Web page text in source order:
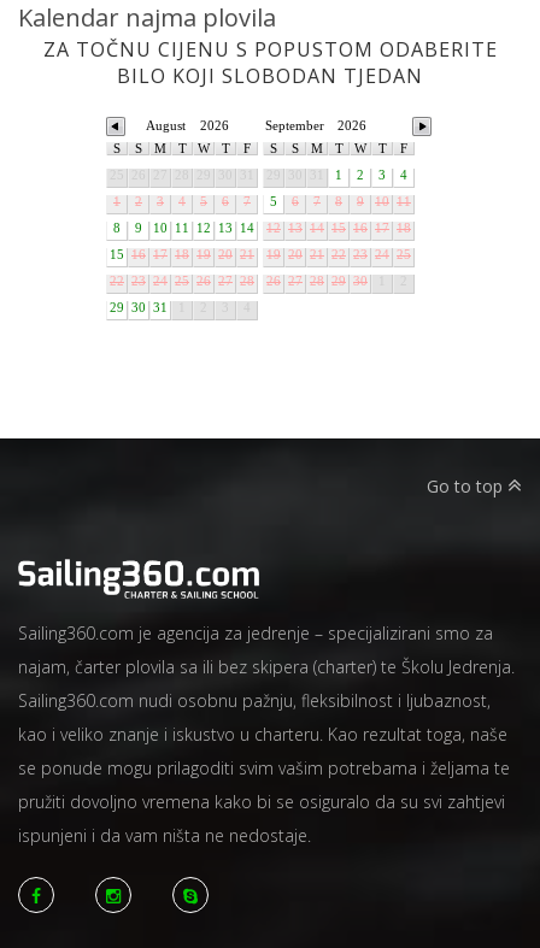
Kalendar najma plovila
ZA TOČNU CIJENU S POPUSTOM ODABERITE
BILO KOJI SLOBODAN TJEDAN
2026
August
S
S M T W T
F
1
2 3 4 5 6
7
8
9 10 11 12 13
14
15
16 17 18 19 20 21
22 23 24 25 26 27 28
29
30 31
2026
September
S
S M T W T
F
1 2 3
4
5
6 7 8 9 10 11
12 13 14 15 16 17 18
19 20 21 22 23 24 25
26 27 28 29 30
Go to top
Sailing360.com je agencija za jedrenje – specijalizirani smo za
najam, čarter plovila sa ili bez skipera (charter) te Školu Jedrenja.
Sailing360.com nudi osobnu pažnju, fleksibilnost i ljubaznost,
kao i veliko znanje i iskustvo u charteru. Kao rezultat toga, naše
se ponude mogu prilagoditi svim vašim potrebama i željama te
pružiti dovoljno vremena kako bi se osiguralo da su svi zahtjevi
ispunjeni i da vam ništa ne nedostaje.